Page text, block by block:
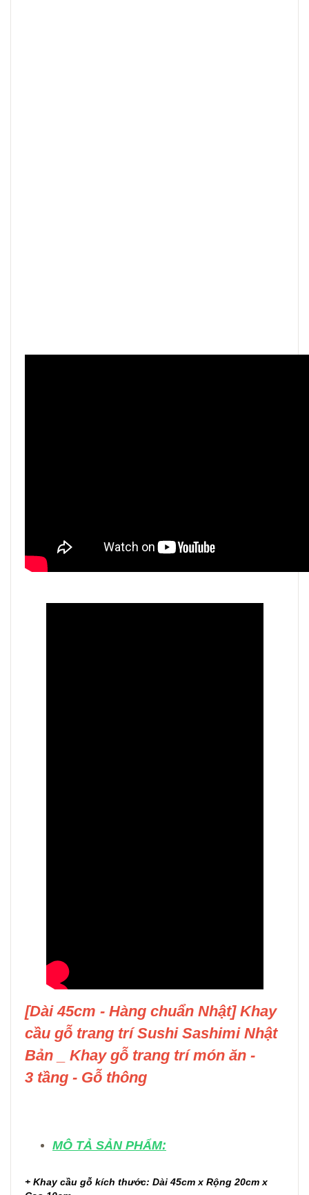
[Dài 45cm - Hàng chuẩn Nhật] Khay
cầu gỗ trang trí Sushi Sashimi Nhật
Bản _ Khay gỗ trang trí món ăn -
3 tầng - Gỗ thông
MÔ TẢ SẢN PHẨM:
+ Khay cầu gỗ kích thước: Dài 45cm x Rộng 20cm x